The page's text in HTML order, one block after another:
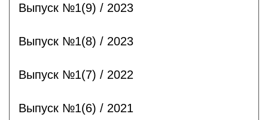
Выпуск №1(9) / 2023
Выпуск №1(8) / 2023
Выпуск №1(7) / 2022
Выпуск №1(6) / 2021